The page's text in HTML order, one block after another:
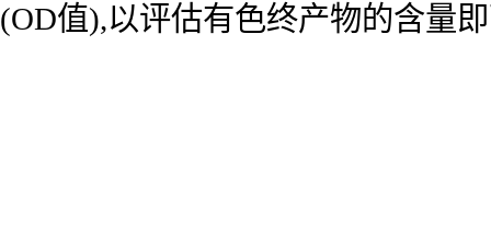
(OD值),以评估有色终产物的含量